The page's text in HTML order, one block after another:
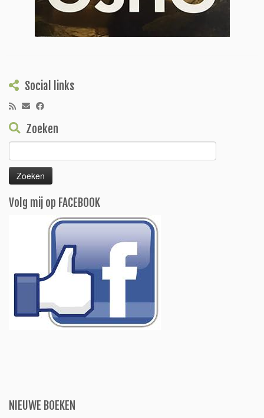
Social links
Zoeken
naar:
Volg mij op FACEBOOK
NIEUWE BOEKEN